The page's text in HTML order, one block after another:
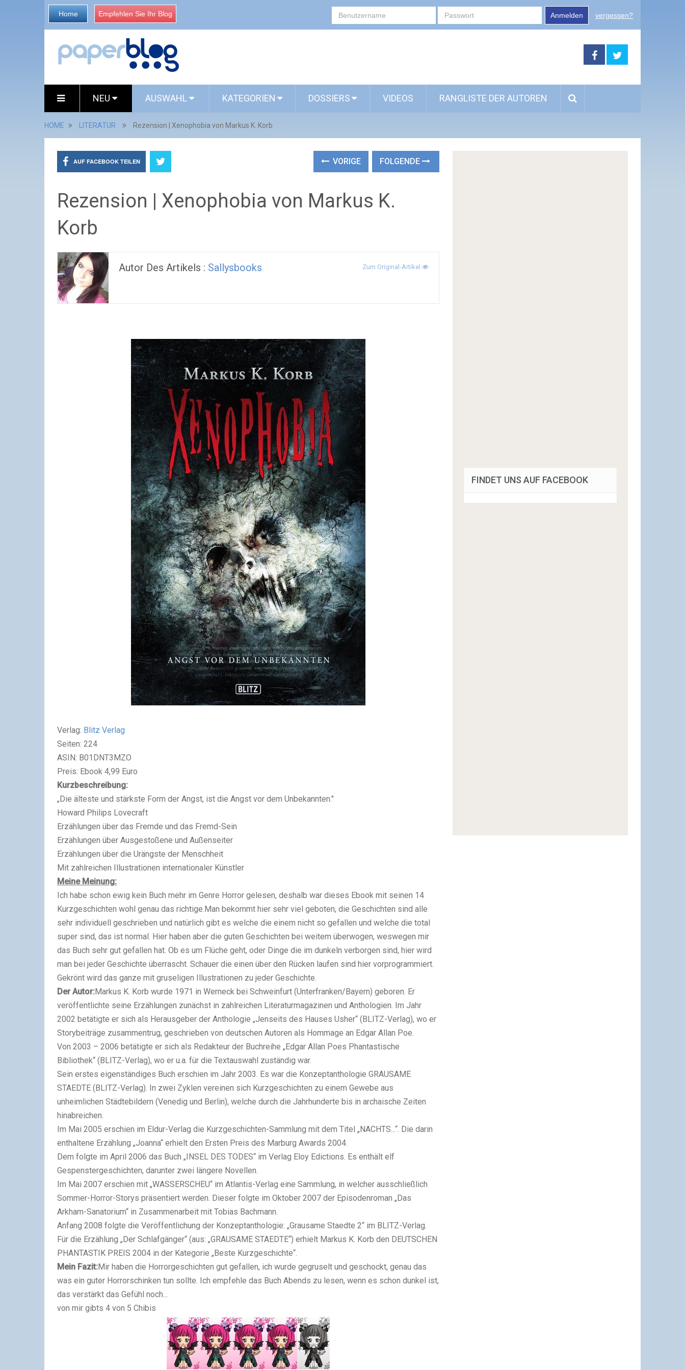
Home Empfehlen Sie Ihr Blog Anmelden vergessen?
NEU AUSWAHL KATEGORIEN DOSSIERS VIDEOS RANGLISTE DER AUTOREN
HOME LITERATUR Rezension | Xenophobia von Markus K. Korb
AUF FACEBOOK TEILEN VORIGE FOLGENDE
Rezension | Xenophobia von Markus K.
Korb
Autor Des Artikels : Sallysbooks Zum Original-Artikel
Verlag: Blitz Verlag
Seiten: 224
ASIN: B01DNT3MZO
Preis: Ebook 4,99 Euro
Kurzbeschreibung:
„Die älteste und stärkste Form der Angst, ist die Angst vor dem Unbekannten."
Howard Philips Lovecraft
Erzählungen über das Fremde und das Fremd-Sein
Erzählungen über Ausgestoßene und Außenseiter
Erzählungen über die Urängste der Menschheit
Mit zahlreichen Illustrationen internationaler Künstler
Meine Meinung:
Ich habe schon ewig kein Buch mehr im Genre Horror gelesen, deshalb war dieses Ebook mit seinen 14
Kurzgeschichten wohl genau das richtige.Man bekommt hier sehr viel geboten, die Geschichten sind alle
sehr individuell geschrieben und natürlich gibt es welche die einem nicht so gefallen und welche die total
super sind, das ist normal. Hier haben aber die guten Geschichten bei weitem überwogen, weswegen mir
das Buch sehr gut gefallen hat. Ob es um Flüche geht, oder Dinge die im dunkeln verborgen sind, hier wird
man bei jeder Geschichte überrascht. Schauer die einen über den Rücken laufen sind hier vorprogrammiert.
Gekrönt wird das ganze mit gruseligen Illustrationen zu jeder Geschichte.
Der Autor:Markus K. Korb wurde 1971 in Werneck bei Schweinfurt (Unterfranken/Bayern) geboren. Er
veröffentlichte seine Erzählungen zunächst in zahlreichen Literaturmagazinen und Anthologien. Im Jahr
2002 betätigte er sich als Herausgeber der Anthologie „Jenseits des Hauses Usher“ (BLITZ-Verlag), wo er
Storybeiträge zusammentrug, geschrieben von deutschen Autoren als Hommage an Edgar Allan Poe.
Von 2003 – 2006 betätigte er sich als Redakteur der Buchreihe „Edgar Allan Poes Phantastische
Bibliothek“ (BLITZ-Verlag), wo er u.a. für die Textauswahl zuständig war.
Sein erstes eigenständiges Buch erschien im Jahr 2003. Es war die Konzeptanthologie GRAUSAME
STAEDTE (BLITZ-Verlag). In zwei Zyklen vereinen sich Kurzgeschichten zu einem Gewebe aus
unheimlichen Städtebildern (Venedig und Berlin), welche durch die Jahrhunderte bis in archaische Zeiten
hinabreichen.
Im Mai 2005 erschien im Eldur-Verlag die Kurzgeschichten-Sammlung mit dem Titel „NACHTS...“. Die darin
enthaltene Erzählung „Joanna“ erhielt den Ersten Preis des Marburg Awards 2004.
Dem folgte im April 2006 das Buch „INSEL DES TODES“ im Verlag Eloy Edictions. Es enthält elf
Gespenstergeschichten, darunter zwei längere Novellen.
Im Mai 2007 erschien mit „WASSERSCHEU“ im Atlantis-Verlag eine Sammlung, in welcher ausschließlich
Sommer-Horror-Storys präsentiert werden. Dieser folgte im Oktober 2007 der Episodenroman „Das
Arkham-Sanatorium“ in Zusammenarbeit mit Tobias Bachmann.
Anfang 2008 folgte die Veröffentlichung der Konzeptanthologie: „Grausame Staedte 2“ im BLITZ-Verlag.
Für die Erzählung „Der Schlafgänger“ (aus: „GRAUSAME STAEDTE“) erhielt Markus K. Korb den DEUTSCHEN
PHANTASTIK PREIS 2004 in der Kategorie „Beste Kurzgeschichte“.
Mein Fazit:Mir haben die Horrorgeschichten gut gefallen, ich wurde gegruselt und geschockt, genau das
was ein guter Horrorschinken tun sollte. Ich empfehle das Buch Abends zu lesen, wenn es schon dunkel ist,
das verstärkt das Gefühl noch...
von mir gibts 4 von 5 Chibis
FINDET UNS AUF FACEBOOK